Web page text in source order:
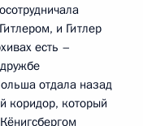
и Гитлер
есть –
отдала назад
коридор, который